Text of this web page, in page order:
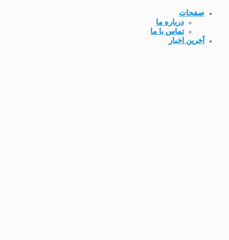
صفحات
درباره ما
تماس با ما
آخرین اخبار